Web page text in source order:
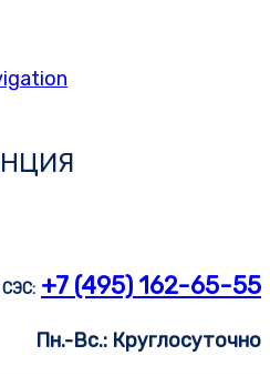
+7 (495) 162-65-55
Пн.-Вс.: Круглосуточно